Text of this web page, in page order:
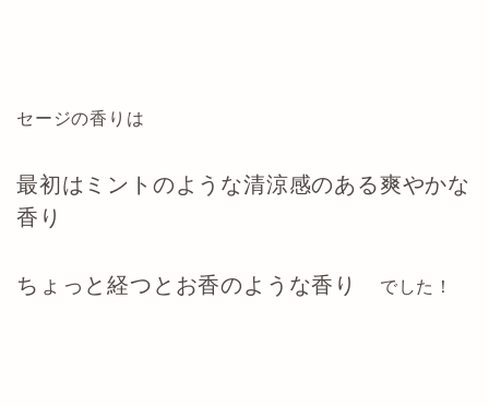
セージの香りは
最初はミントのような清涼感のある爽やかな
香り
ちょっと経つとお香のような香り でした！